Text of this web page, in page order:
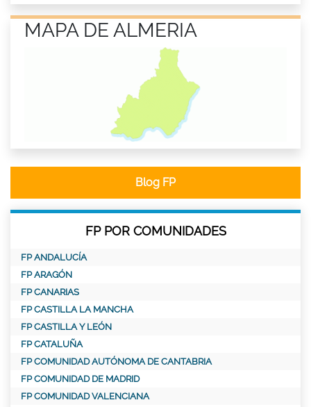
MAPA DE ALMERIA
Blog FP
FP POR COMUNIDADES
FP ANDALUCÍA
FP ARAGÓN
FP CANARIAS
FP CASTILLA LA MANCHA
FP CASTILLA Y LEÓN
FP CATALUÑA
FP COMUNIDAD AUTÓNOMA DE CANTABRIA
FP COMUNIDAD DE MADRID
FP COMUNIDAD VALENCIANA